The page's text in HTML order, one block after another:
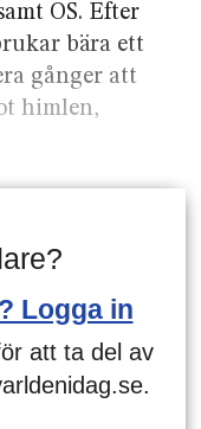
OS. Efter
bära ett
gånger att
himlen,
Logga in
att ta del av